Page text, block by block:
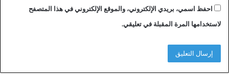
احفظ اسمي، بريدي الإلكتروني، والموقع الإلكتروني في هذا المتصفح
لاستخدامها المرة المقبلة في تعليقي.